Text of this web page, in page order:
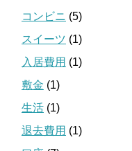
コンビニ (5)
スイーツ (1)
入居費用 (1)
敷金 (1)
生活 (1)
退去費用 (1)